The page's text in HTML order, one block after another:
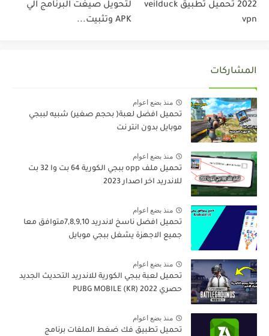
2022 تحميل تطبيق veilduck
vpn
لتحويل صيغت البرنامج الي
APK وتثبيت...
المشاركات
منذ بضع اعوام
تحميل افضل لعبة( بحجم صغير) شبيه لببجي
موبايل بدون انتر نت
منذ بضع اعوام
تحميل ملف opp ببجي الكورية 64 بت وا 32 بت
للاندريد اخر اصدار 2023
منذ بضع اعوام
تحميل افضل ناسخ لاندريد 7,8,9,10متوافق معا
جميع الاجهزة يشغل ببجي موبايل
منذ بضع اعوام
تحميل لعبة ببجي الكورية للاندريد التحديث الجديد
حصري PUBG MOBILE (KR) 2022
منذ بضع اعوام
تحميل تطبيق فك ضغط الملفات برنامج